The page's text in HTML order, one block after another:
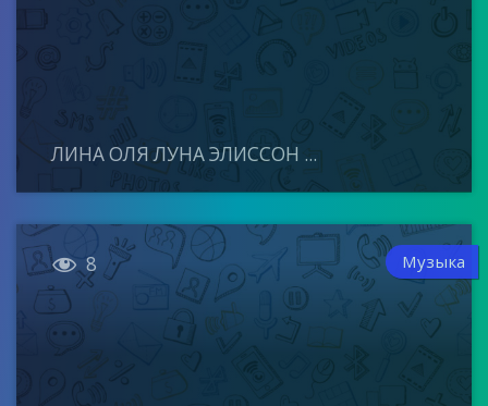
ЛИНА ОЛЯ ЛУНА ЭЛИССОН ...
 8 Музыка